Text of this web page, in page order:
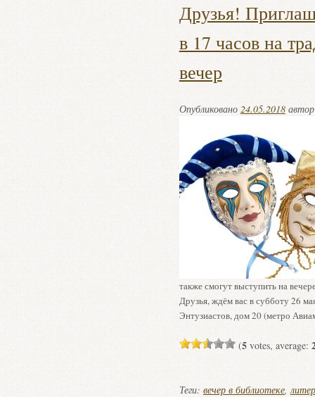
Друзья!
в 17 часов на
вечер
Опубликовано 24.05.2018
также смогут выступить на
Друзья, ждём вас в субботу 26
Энтузиастов, дом 20 (метро
(5votes, average:
Теги: вечер в библиотеке,